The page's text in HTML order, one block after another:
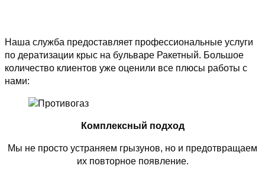
Наша служба предоставляет профессиональные услуги
по дератизации крыс на бульваре Ракетный. Большое
количество клиентов уже оценили все плюсы работы с
нами:
Комплексный подход
Мы не просто устраняем грызунов, но и предотвращаем
их повторное появление.